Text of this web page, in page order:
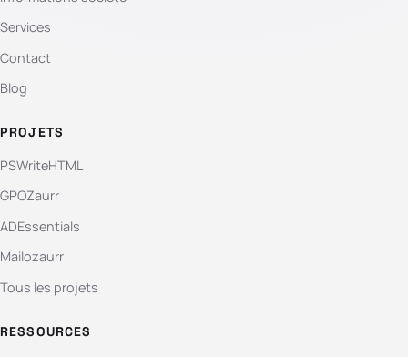
Services
Contact
Blog
PROJETS
PSWriteHTML
GPOZaurr
ADEssentials
Mailozaurr
Tous les projets
RESSOURCES